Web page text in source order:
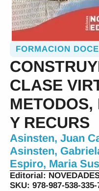
FORMACION
CLASE
Y RECURS
Asinsten, Juan
Asinsten,
Espiro, Maria
Editorial:
SKU: 978-987-538-335-